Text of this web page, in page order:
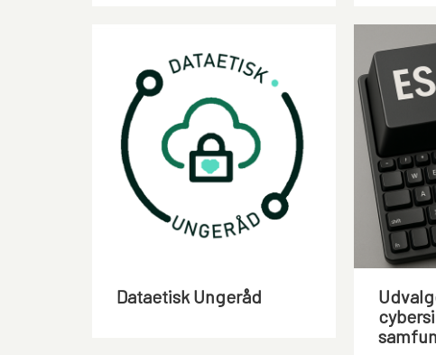
Dataetisk Ungeråd